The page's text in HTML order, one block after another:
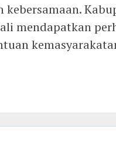
mendapatkan